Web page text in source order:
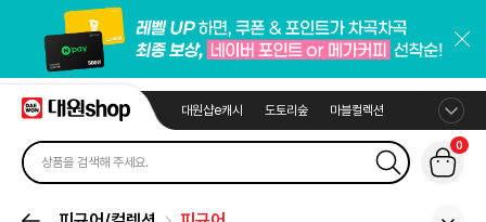
대원샵e캐시 도토리숲 마블컬렉션
0